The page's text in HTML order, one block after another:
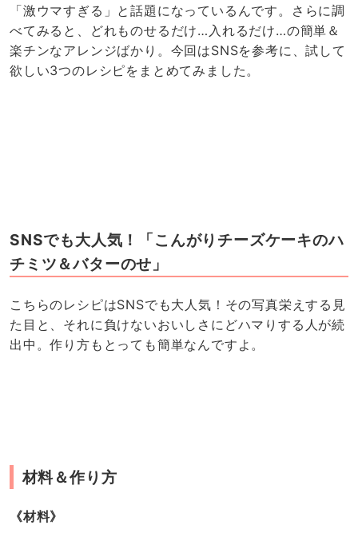
「激ウマすぎる」と話題になっているんです。さらに調
べてみると、どれものせるだけ…入れるだけ…の簡単＆
楽チンなアレンジばかり。今回はSNSを参考に、試して
欲しい3つのレシピをまとめてみました。
SNSでも大人気！「こんがりチーズケーキのハ
チミツ＆バターのせ」
こちらのレシピはSNSでも大人気！その写真栄えする見
た目と、それに負けないおいしさにどハマりする人が続
出中。作り方もとっても簡単なんですよ。
材料＆作り方
《材料》